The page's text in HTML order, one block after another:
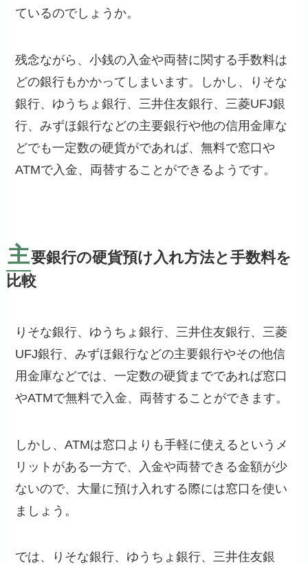
ているのでしょうか。
残念ながら、小銭の入金や両替に関する手数料は
どの銀行もかかってしまいます。しかし、りそな
銀行、ゆうちょ銀行、三井住友銀行、三菱UFJ銀
行、みずほ銀行などの主要銀行や他の信用金庫な
どでも一定数の硬貨がであれば、無料で窓口や
ATMで入金、両替することができるようです。
主要銀行の硬貨預け入れ方法と手数料を
比較
りそな銀行、ゆうちょ銀行、三井住友銀行、三菱
UFJ銀行、みずほ銀行などの主要銀行やその他信
用金庫などでは、一定数の硬貨までであれば窓口
やATMで無料で入金、両替することができます。
しかし、ATMは窓口よりも手軽に使えるというメ
リットがある一方で、入金や両替できる金額が少
ないので、大量に預け入れする際には窓口を使い
ましょう。
では、りそな銀行、ゆうちょ銀行、三井住友銀